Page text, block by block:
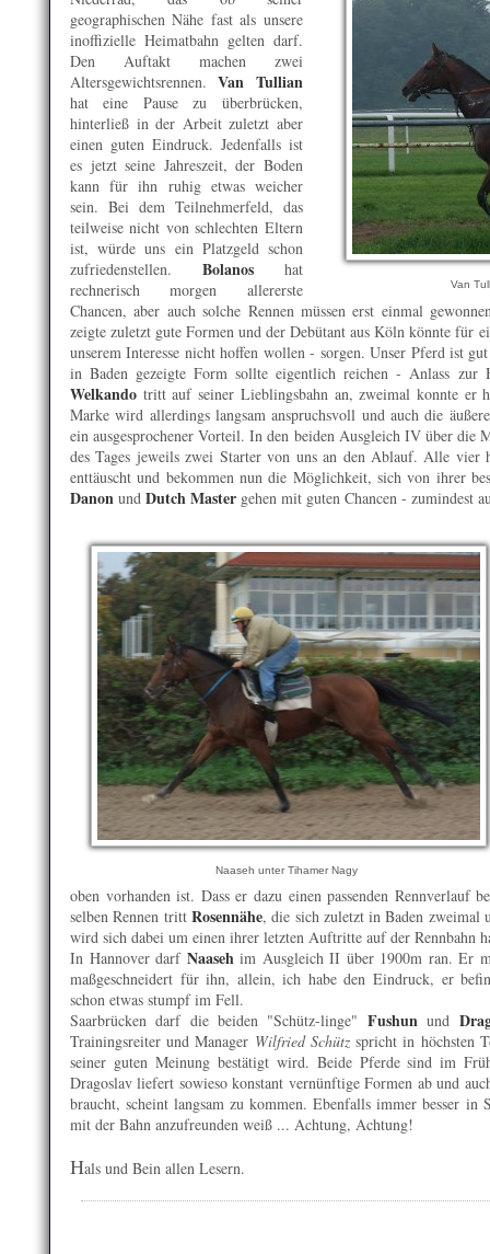
Van
geographischen Nähe fast als unsere
inoffizielle Heimatbahn gelten darf.
Den Auftakt machen zwei
Altersgewichtsrennen.Van Tullian
hat eine Pause zu überbrücken,
hinterließ in der Arbeit zuletzt aber
einen guten Eindruck. Jedenfalls ist
es jetzt seine Jahreszeit, der Boden
kann für ihn ruhig etwas weicher
sein. Bei dem Teilnehmerfeld, das
teilweise nicht von schlechten Eltern
ist, würde uns ein Platzgeld schon
zufriedenstellen. Bolanoshat
rechnerisch morgen allererste
Chancen, aber auch solche Rennen müssen erst einmal
zeigte zuletzt gute Formen und der Debütant aus Köln könnte für
unserem Interesse nicht hoffen wollen - sorgen. Unser Pferd ist
in Baden gezeigte Form sollte eigentlich reichen - Anlass
Welkando tritt auf seiner Lieblingsbahn an, zweimal konnte er
Marke wird allerdings langsam anspruchsvoll und auch die
ein ausgesprochener Vorteil. In den beiden Ausgleich IV über die
des Tages jeweils zwei Starter von uns an den Ablauf. Alle vier
enttäuscht und bekommen nun die Möglichkeit, sich von ihrer
Danon und Dutch Master gehen mit guten Chancen - zumindest
Naaseh unter Tihamer Nagy
oben vorhanden ist. Dass er dazu einen passenden Rennverlauf
selben Rennen tritt Rosennähe, die sich zuletzt in Baden zweimal
wird sich dabei um einen ihrer letzten Auftritte auf der Rennbahn
In Hannover darf Naasehim Ausgleich II über 1900m ran. Er
maßgeschneidert für ihn, allein, ich habe den Eindruck, er
schon etwas stumpf im Fell.
Saarbrücken darf die beiden "Schütz-linge" Fushunund
Trainingsreiter und Manager Wilfried Schützspricht in höchsten
seiner guten Meinung bestätigt wird. Beide Pferde sind im
Dragoslav liefert sowieso konstant vernünftige Formen ab und
braucht, scheint langsam zu kommen. Ebenfalls immer besser in
mit der Bahn anzufreunden weiß ... Achtung, Achtung!
Hals und Bein allen Lesern.